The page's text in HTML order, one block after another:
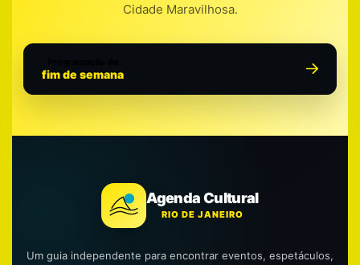
Cidade Maravilhosa.
fim de semana
Agenda Cultural
RIO DE JANEIRO
Um guia independente para encontrar eventos, espetáculos,